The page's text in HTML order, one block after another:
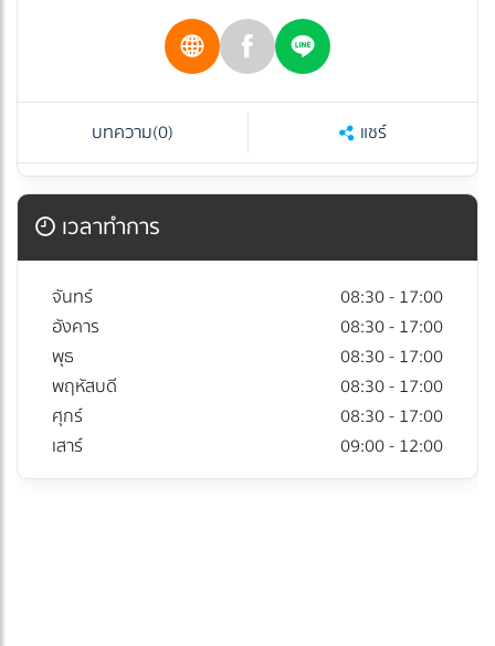
บทความ(0) แชร์
เวลาทำการ
จันทร์
08:30 - 17:00
อังคาร
08:30 - 17:00
พุธ
08:30 - 17:00
พฤหัสบดี
08:30 - 17:00
ศุกร์
08:30 - 17:00
เสาร์
09:00 - 12:00